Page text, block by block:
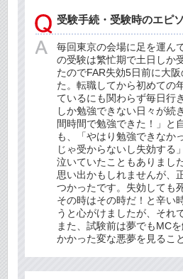
受験手続・受験時のエピ
毎回東京の会場に足を運ん
の受験は繁忙期で土日しか
たのでFAR失効5日前に大
た。転職してから初めての
ているにも関わらず毎日行
しか勉強できない日々が続
間時間で勉強できた！」と
も、「やはり勉強できなか
じゃ受からないし失効する
泣いていたこともありまし
思い出かもしれませんが、
つかったです。失効しても
その時はその時だ！と辛い
うと心がけましたが、それ
また、試験前は夢でもMC
かかった変な悪夢を見るこ